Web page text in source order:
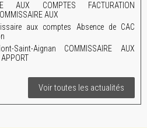
AUX COMPTES FACTURATION
AUX
aux comptes Absence de CAC
Saint-Aignan COMMISSAIRE AUX
Voir toutes les actualités